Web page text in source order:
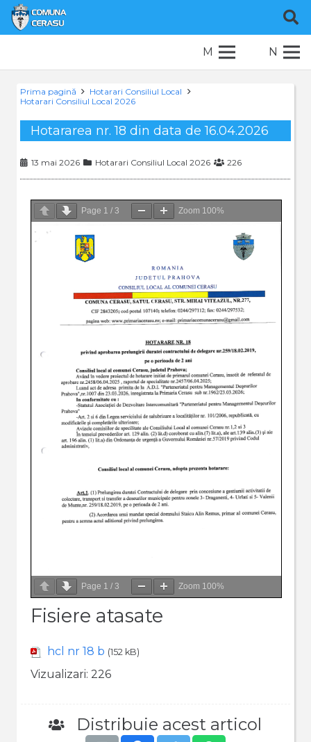
M N
Prima pagină
Hotarari Consiliul Local
Hotarari Consiliul Local 2026
Hotararea nr. 18 din data de 16.04.2026
13 mai 2026 Hotarari Consiliul Local 2026 226
Page 1 / 3 Zoom 100%
Page 1 / 3 Zoom 100%
Fisiere atasate
hcl nr 18 b (152 kB)
Vizualizari: 226
Distribuie acest articol